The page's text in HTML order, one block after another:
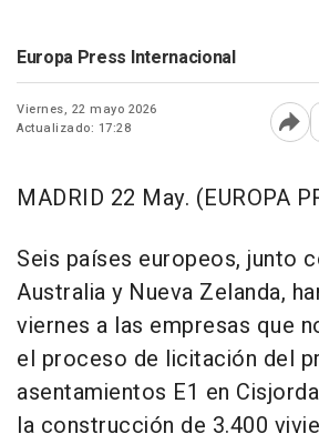
Europa Press Internacional
Viernes, 22 mayo 2026
Actualizado: 17:28
MADRID 22 May. (EUROPA
Seis países europeos, junto
Australia y Nueva Zelanda,
viernes a las empresas que
el proceso de licitación del
asentamientos E1 en
la construcción de 3.400